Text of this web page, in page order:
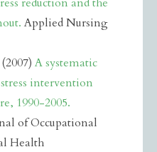
reduction and the
Applied Nursing
A systematic
intervention
1990-2005.
of Occupational
Health